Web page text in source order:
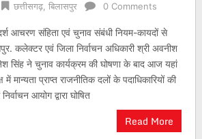
छत्तीसगढ़, बिलासपुर 0 Comments
आचरण संहिता एवं चुनाव संबंधी नियम-कायदों से
कलेक्टर एवं जिला निर्वाचन अधिकारी श्री अवनीश
सिंह ने चुनाव कार्यक्रम की घोषणा के बाद आज यहां
मान्यता प्राप्त राजनीतिक दलों के पदाधिकारियों की
आयोग द्वारा घोषित
Read More